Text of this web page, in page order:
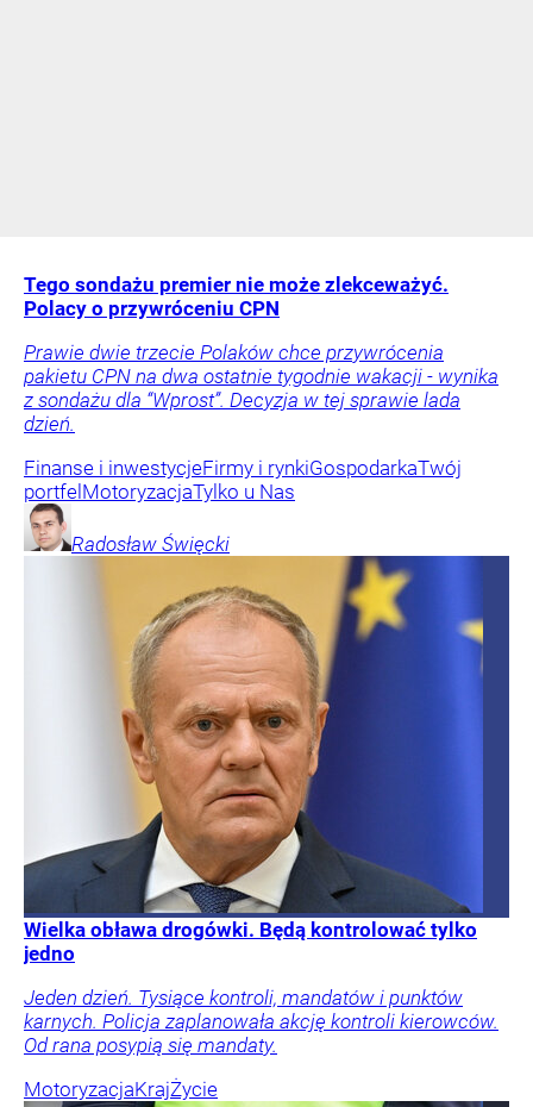
Tego sondażu premier nie może zlekceważyć.
Polacy o przywróceniu CPN
Prawie dwie trzecie Polaków chce przywrócenia
pakietu CPN na dwa ostatnie tygodnie wakacji - wynika
z sondażu dla “Wprost”. Decyzja w tej sprawie lada
dzień.
Finanse i inwestycjeFirmy i rynkiGospodarkaTwój
portfelMotoryzacjaTylko u Nas
Radosław Święcki
Wielka obława drogówki. Będą kontrolować tylko
jedno
Jeden dzień. Tysiące kontroli, mandatów i punktów
karnych. Policja zaplanowała akcję kontroli kierowców.
Od rana posypią się mandaty.
MotoryzacjaKrajŻycie